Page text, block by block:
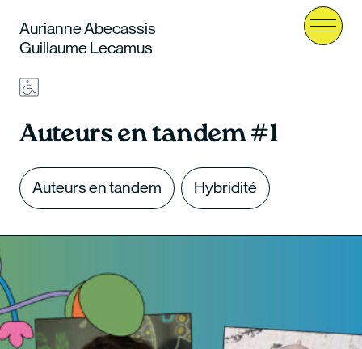
Menu
Aurianne Abecassis
Guillaume Lecamus
Auteurs en tandem #1
Auteurs en tandem Hybridité